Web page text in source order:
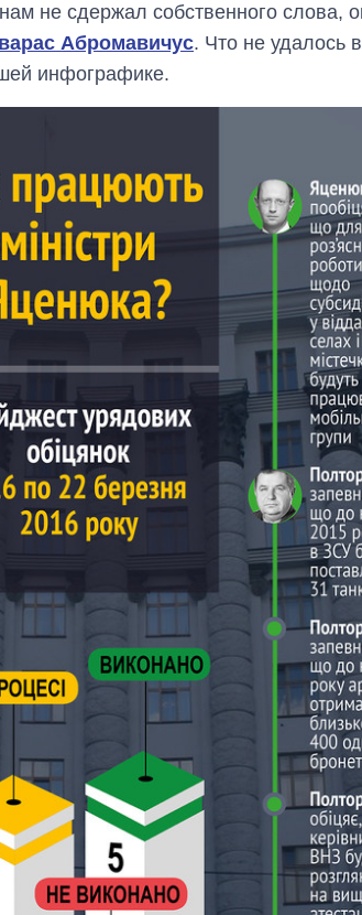
не сдержал собственного слова,
Абромавичус. Что не удалось
инфографике.
аспирантуру